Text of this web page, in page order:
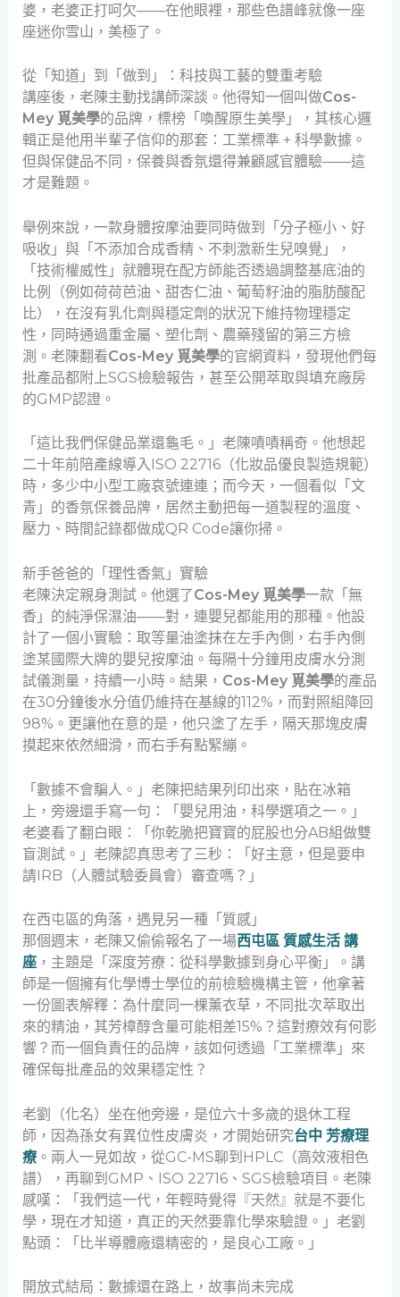
婆，老婆正打呵欠——在他眼裡，那些色譜峰就像一座
座迷你雪山，美極了。
從「知道」到「做到」：科技與工藝的雙重考驗
講座後，老陳主動找講師深談。他得知一個叫做Cos-
Mey 覓美學的品牌，標榜「喚醒原生美學」，其核心邏
輯正是他用半輩子信仰的那套：工業標準 + 科學數據。
但與保健品不同，保養與香氛還得兼顧感官體驗——這
才是難題。
舉例來說，一款身體按摩油要同時做到「分子極小、好
吸收」與「不添加合成香精、不刺激新生兒嗅覺」，
「技術權威性」就體現在配方師能否透過調整基底油的
比例（例如荷荷芭油、甜杏仁油、葡萄籽油的脂肪酸配
比），在沒有乳化劑與穩定劑的狀況下維持物理穩定
性，同時通過重金屬、塑化劑、農藥殘留的第三方檢
測。老陳翻看Cos-Mey 覓美學的官網資料，發現他們每
批產品都附上SGS檢驗報告，甚至公開萃取與填充廠房
的GMP認證。
「這比我們保健品業還龜毛。」老陳嘖嘖稱奇。他想起
二十年前陪產線導入ISO 22716（化妝品優良製造規範）
時，多少中小型工廠哀號連連；而今天，一個看似「文
青」的香氛保養品牌，居然主動把每一道製程的溫度、
壓力、時間記錄都做成QR Code讓你掃。
新手爸爸的「理性香氣」實驗
老陳決定親身測試。他選了Cos-Mey 覓美學一款「無
香」的純淨保濕油——對，連嬰兒都能用的那種。他設
計了一個小實驗：取等量油塗抹在左手內側，右手內側
塗某國際大牌的嬰兒按摩油。每隔十分鐘用皮膚水分測
試儀測量，持續一小時。結果， Cos-Mey 覓美學的產品
在30分鐘後水分值仍維持在基線的112%，而對照組降回
98%。更讓他在意的是，他只塗了左手，隔天那塊皮膚
摸起來依然細滑，而右手有點緊繃。
「數據不會騙人。」老陳把結果列印出來，貼在冰箱
上，旁邊還手寫一句：「嬰兒用油，科學選項之一。」
老婆看了翻白眼：「你乾脆把寶寶的屁股也分AB組做雙
盲測試。」老陳認真思考了三秒：「好主意，但是要申
請IRB（人體試驗委員會）審查嗎？」
在西屯區的角落，遇見另一種「質感」
那個週末，老陳又偷偷報名了一場西屯區 質感生活 講
座，主題是「深度芳療：從科學數據到身心平衡」。講
師是一個擁有化學博士學位的前檢驗機構主管，他拿著
一份圖表解釋：為什麼同一棵薰衣草，不同批次萃取出
來的精油，其芳樟醇含量可能相差15%？這對療效有何影
響？而一個負責任的品牌，該如何透過「工業標準」來
確保每批產品的效果穩定性？
老劉（化名）坐在他旁邊，是位六十多歲的退休工程
師，因為孫女有異位性皮膚炎，才開始研究台中 芳療理
療。兩人一見如故，從GC-MS聊到HPLC（高效液相色
譜），再聊到GMP、ISO 22716、SGS檢驗項目。老陳
感嘆：「我們這一代，年輕時覺得『天然』就是不要化
學，現在才知道，真正的天然要靠化學來驗證。」老劉
點頭：「比半導體廠還精密的，是良心工廠。」
開放式結局：數據還在路上，故事尚未完成